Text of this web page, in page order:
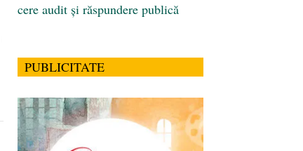
cere audit și răspundere publică
PUBLICITATE